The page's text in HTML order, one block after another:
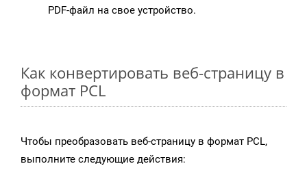
PDF-файл на свое устройство.
Как конвертировать веб-страницу в
формат PCL
Чтобы преобразовать веб-страницу в формат PCL,
выполните следующие действия: